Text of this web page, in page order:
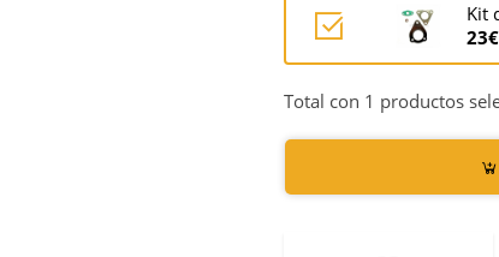
Kit
23€
Total con 1 productos